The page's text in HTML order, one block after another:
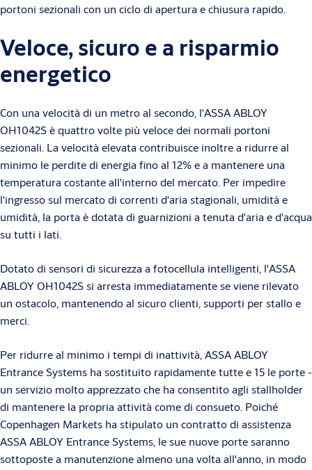
portoni sezionali con un ciclo di apertura e chiusura rapido.
Veloce, sicuro e a risparmio
energetico
Con una velocità di un metro al secondo, l'ASSA ABLOY
OH1042S è quattro volte più veloce dei normali portoni
sezionali. La velocità elevata contribuisce inoltre a ridurre al
minimo le perdite di energia fino al 12% e a mantenere una
temperatura costante all'interno del mercato. Per impedire
l'ingresso sul mercato di correnti d'aria stagionali, umidità e
umidità, la porta è dotata di guarnizioni a tenuta d'aria e d'acqua
su tutti i lati.
Dotato di sensori di sicurezza a fotocellula intelligenti, l'ASSA
ABLOY OH1042S si arresta immediatamente se viene rilevato
un ostacolo, mantenendo al sicuro clienti, supporti per stallo e
merci.
Per ridurre al minimo i tempi di inattività, ASSA ABLOY
Entrance Systems ha sostituito rapidamente tutte e 15 le porte -
un servizio molto apprezzato che ha consentito agli stallholder
di mantenere la propria attività come di consueto. Poiché
Copenhagen Markets ha stipulato un contratto di assistenza
ASSA ABLOY Entrance Systems, le sue nuove porte saranno
sottoposte a manutenzione almeno una volta all'anno, in modo